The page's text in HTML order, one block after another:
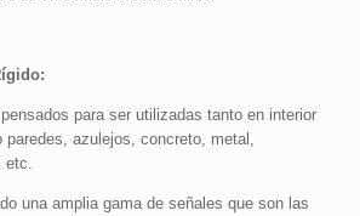
para ser utilizadas tanto en interior
azulejos, concreto, metal,
una amplia gama de señales que son las